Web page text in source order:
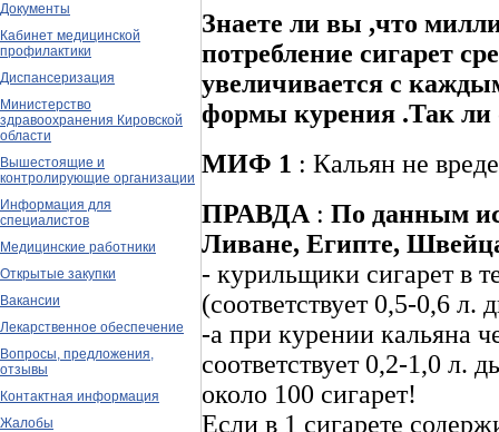
Документы
Кабинет медицинской
профилактики
Диспансеризация
Министерство
здравоохранения Кировской
области
Вышестоящие и
контролирующие организации
Информация для
специалистов
Медицинские работники
Открытые закупки
Вакансии
Лекарственное обеспечение
Вопросы, предложения,
отзывы
Контактная информация
Жалобы
Знаете ли вы ,что
потребление сигарет
увеличивается с
формы курения .Так ли
МИФ 1 : Кальян не
ПРАВДА : По данным
Ливане, Египте,
- курильщики сигарет в
(соответствует 0,5-0,6 л.
-а при курении кальяна
соответствует 0,2-1,0 л.
около 100 сигарет!
Если в 1 сигарете